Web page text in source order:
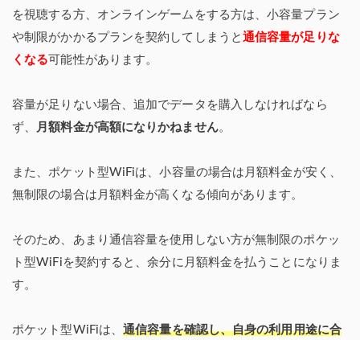
を視聴する方、オンラインゲームをする方は、小容量プラン
や制限がかかるプランを契約してしまうと 通信容量が足りな
くなる 可能性があります。
容量が足りない場合、追加でデータを購入しなければなら
ず、
月額料金が高額になりかねません。
また、ポケット型WiFiは、小容量の場合は月額料金が安く、
無制限の場合は月額料金が高くなる傾向があります。
そのため、あまり通信容量を使用しない方が無制限のポケッ
ト型WiFiを契約すると、余分に月額料金を払うことになりま
す。
ポケット型WiFiは、通信容量を確認し、自身の利用用途に合